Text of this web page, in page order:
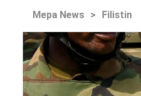
Mepa News > Filistin